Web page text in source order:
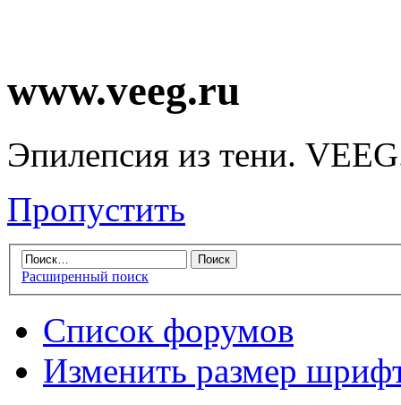
www.veeg.ru
Эпилепсия из тени.
Пропустить
Расширенный поиск
Список форумов
Изменить размер